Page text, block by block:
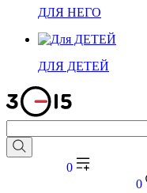
ДЛЯ НЕГО
ДЛЯ ДЕТЕЙ
0
0